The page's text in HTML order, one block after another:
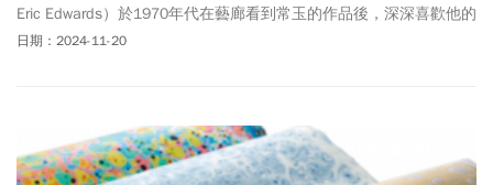
Eric Edwards）於1970年代在藝廊看到常玉的作品後，深深喜歡他的
作品，多年來收藏10多幅。其中最為人所熟知的是《五裸女》。國
常玉於1950年代畫的《曲膝仰臥裸女 II》，即將於下周一
（11/25）在富藝斯香港舉辦的晚間拍賣中拍賣，估價7千萬港幣
日期：2024-11-20